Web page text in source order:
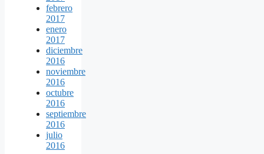
febrero
2017
enero
2017
diciembre
2016
noviembre
2016
octubre
2016
septiembre
2016
julio
2016